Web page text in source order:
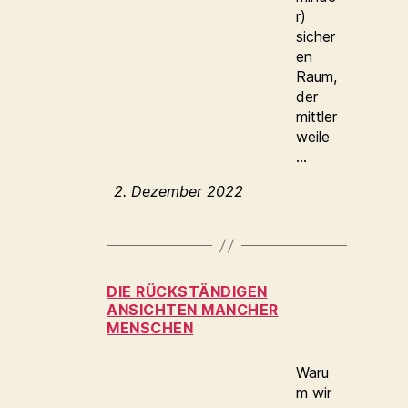
r)
sicher
en
Raum,
der
mittler
weile
…
2. Dezember 2022
DIE RÜCKSTÄNDIGEN
ANSICHTEN MANCHER
MENSCHEN
Waru
m wir